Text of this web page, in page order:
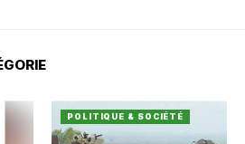
POLITIQUE & SOCIÉTÉ